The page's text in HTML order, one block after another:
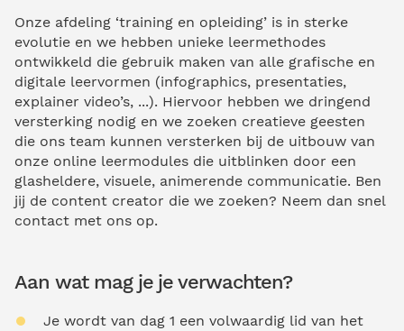
Onze afdeling ‘training en opleiding’ is in sterke
evolutie en we hebben unieke leermethodes
ontwikkeld die gebruik maken van alle grafische en
digitale leervormen (infographics, presentaties,
explainer video’s, ...). Hiervoor hebben we dringend
versterking nodig en we zoeken creatieve geesten
die ons team kunnen versterken bij de uitbouw van
onze online leermodules die uitblinken door een
glasheldere, visuele, animerende communicatie. Ben
jij de content creator die we zoeken? Neem dan snel
contact met ons op.
Aan wat mag je je verwachten?
Je wordt van dag 1 een volwaardig lid van het